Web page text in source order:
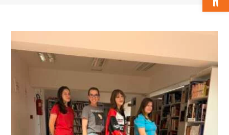
NOVOSTI
ERASMUS+
PROGRAMI I PROJEKTI
KATALOG
O KNJIŽNICI
ZA KORISNIKE